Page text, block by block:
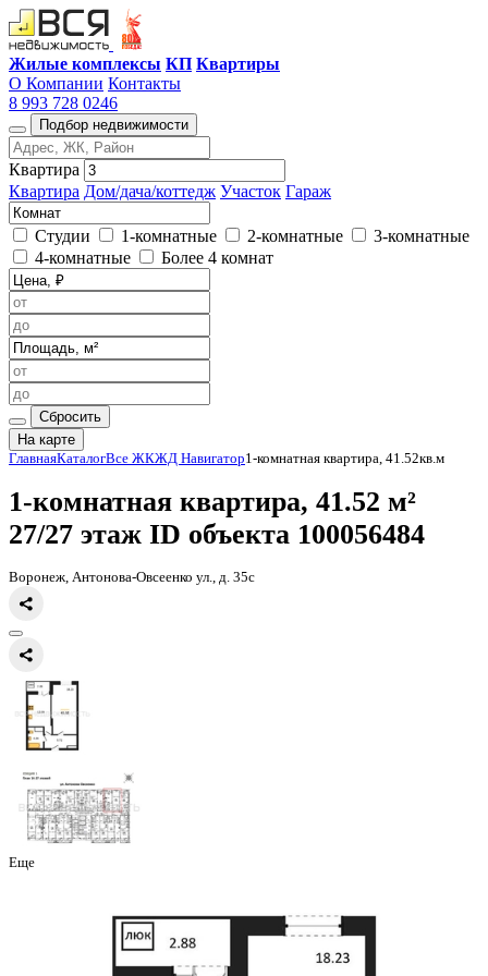
Жилые комплексы КП Квартиры
О Компании Контакты
8 993 728 0246
Подбор недвижимости
Квартира
Квартира Дом/дача/коттедж Участок Гараж
Студии 1-комнатные 2-комнатные
3-комнатные
4-комнатные
Более 4 комнат
Сбросить
На карте
Главная КаталогВсе ЖК ЖД Навигатор
1-комнатная квартира, 41.52
27/27 этаж
Воронеж, Антонова-Овсеенко ул., д. 35с